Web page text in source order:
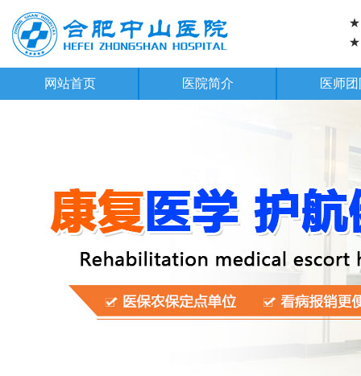
★
★
网站首页 医院简介 医师团